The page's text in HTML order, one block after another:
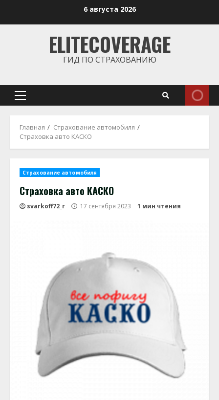
6 августа 2026
ELITECOVERAGE
ГИД ПО СТРАХОВАНИЮ
Основное
Главная
Страхование автомобиля
Страховка авто КАСКО
Страхование автомобиля
Страховка авто КАСКО
svarkoff72_r 17 сентября 2023 1 мин чтения